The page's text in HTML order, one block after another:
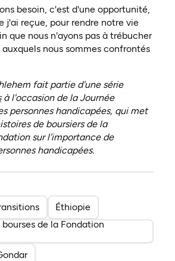
besoin, c'est d'une opportunité,
j'ai reçue, pour rendre notre vie
que nous n'ayons pas à trébucher
nous sommes confrontés
fait partie d'une série
à l'occasion de la Journée
personnes handicapées, qui met
de boursiers de la
sur l'importance de
handicapées.
Éthiopie
de la Fondation